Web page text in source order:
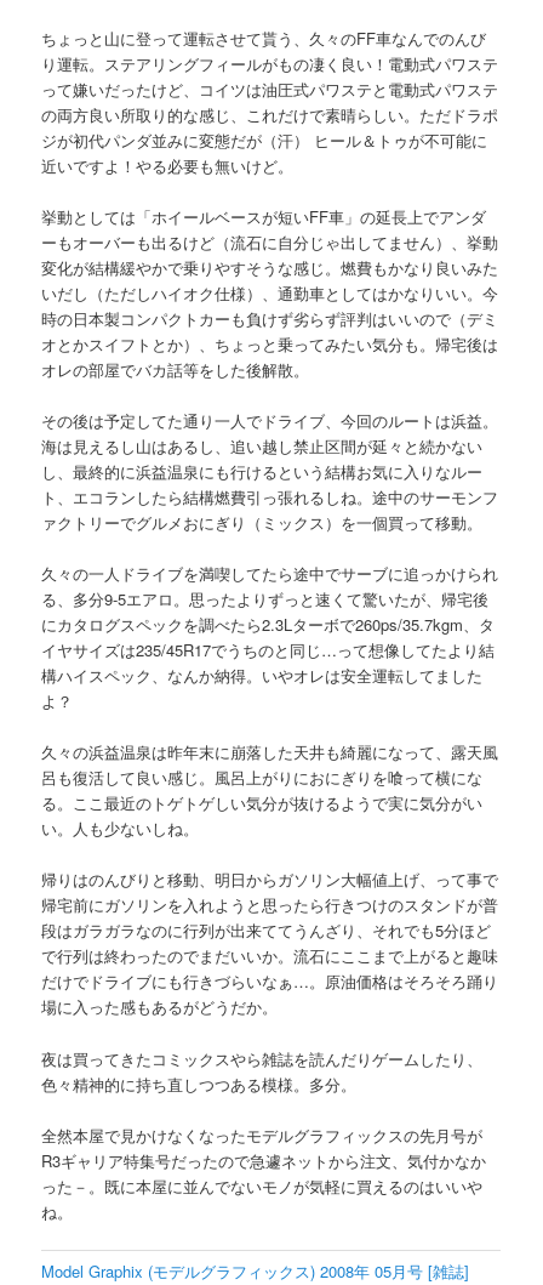
ちょっと山に登って運転させて貰う、久々のFF車なんでのんび
り運転。ステアリングフィールがもの凄く良い！電動式パワステ
って嫌いだったけど、コイツは油圧式パワステと電動式パワステ
の両方良い所取り的な感じ、これだけで素晴らしい。ただドラポ
ジが初代パンダ並みに変態だが（汗） ヒール＆トゥが不可能に
近いですよ！やる必要も無いけど。
挙動としては「ホイールベースが短いFF車」の延長上でアンダ
ーもオーバーも出るけど（流石に自分じゃ出してません）、挙動
変化が結構緩やかで乗りやすそうな感じ。燃費もかなり良いみた
いだし（ただしハイオク仕様）、通勤車としてはかなりいい。今
時の日本製コンパクトカーも負けず劣らず評判はいいので（デミ
オとかスイフトとか）、ちょっと乗ってみたい気分も。帰宅後は
オレの部屋でバカ話等をした後解散。
その後は予定してた通り一人でドライブ、今回のルートは浜益。
海は見えるし山はあるし、追い越し禁止区間が延々と続かない
し、最終的に浜益温泉にも行けるという結構お気に入りなルー
ト、エコランしたら結構燃費引っ張れるしね。途中のサーモンフ
ァクトリーでグルメおにぎり（ミックス）を一個買って移動。
久々の一人ドライブを満喫してたら途中でサーブに追っかけられ
る、多分9-5エアロ。思ったよりずっと速くて驚いたが、帰宅後
にカタログスペックを調べたら2.3Lターボで260ps/35.7kgm、タ
イヤサイズは235/45R17でうちのと同じ…って想像してたより結
構ハイスペック、なんか納得。いやオレは安全運転してました
よ？
久々の浜益温泉は昨年末に崩落した天井も綺麗になって、露天風
呂も復活して良い感じ。風呂上がりにおにぎりを喰って横にな
る。ここ最近のトゲトゲしい気分が抜けるようで実に気分がい
い。人も少ないしね。
帰りはのんびりと移動、明日からガソリン大幅値上げ、って事で
帰宅前にガソリンを入れようと思ったら行きつけのスタンドが普
段はガラガラなのに行列が出来ててうんざり、それでも5分ほど
で行列は終わったのでまだいいか。流石にここまで上がると趣味
だけでドライブにも行きづらいなぁ…。原油価格はそろそろ踊り
場に入った感もあるがどうだか。
夜は買ってきたコミックスやら雑誌を読んだりゲームしたり、
色々精神的に持ち直しつつある模様。多分。
全然本屋で見かけなくなったモデルグラフィックスの先月号が
R3ギャリア特集号だったので急遽ネットから注文、気付かなか
った－。既に本屋に並んでないモノが気軽に買えるのはいいや
ね。
Model Graphix (モデルグラフィックス) 2008年 05月号 [雑誌]